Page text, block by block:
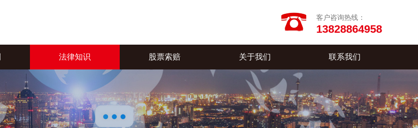
客户咨询热线：
13828864958
法律知识 股票索赔 关于我们 联系我们